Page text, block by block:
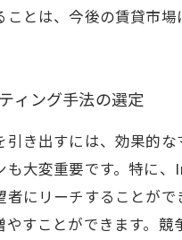
ことは、今後の賃貸市
ィング手法の選定
引き出すには、効果的
も大変重要です。特に
者にリーチすることが
すことができます。